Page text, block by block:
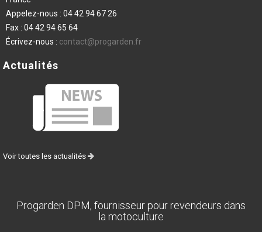
Appelez-nous : 04 42 94 67 26
Fax : 04 42 94 65 64
Écrivez-nous : contact@progarden.fr
Actualités
Voir toutes les actualités
Progarden DPM, fournisseur pour revendeurs dans
la motoculture